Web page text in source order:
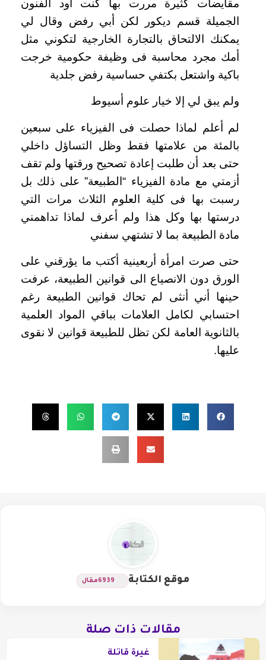
مقايضات كثيرة مررت بها كنت أود الفنون
الجميلة قسم ديكور لكن أبي رفض وقال لي
يمكنك الالتحاق بالتجارة الخارجية لتكوني مثل
أمك مجرد محاسبة فى وظيفة حكومية خرجت
باكية واشتعل بكتفي حساسية رفض جلدية
ولم يبق لي إلا خيار علوم أسيوط
لم أعلم لماذا حصلت فى الفيزياء على سبعين
بالمئة من علامتها فقط وظل التساؤل داخلي
حتى بعد أن طلبت إعادة تصحيح ورقتها ولم تقف
أزمتي مع مادة الفيزياء “الطبيعة” على ذلك بل
رسبت بها فى كلية العلوم الثلاث مرات التي
درستها بها وكل هذا ولم أعرف لماذا تداهمني
مادة الطبيعة بما لا تشتهي سفني
حتى صرت امرأة أربعينية أكتب ما يؤرقني على
الورق دون الانصياع الى قوانين الطبيعة، عرفت
حينها أني أنثى لم تحاك قوانين الطبيعة رغم
احتسابي لكامل العلامات بباقي المواد العلمية
بالثانوية العامة لكن تظل للطبيعة قوانين لا نقوى
عليها.
موقع الكتابة 6939مقال
مقالات ذات صلة
غيرة قاتلة